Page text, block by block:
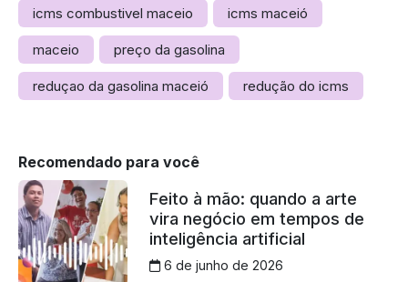
icms combustivel maceio icms maceió
maceio preço da gasolina
reduçao da gasolina maceió redução do icms
Recomendado para você
Feito à mão: quando a arte
vira negócio em tempos de
inteligência artificial
6 de junho de 2026